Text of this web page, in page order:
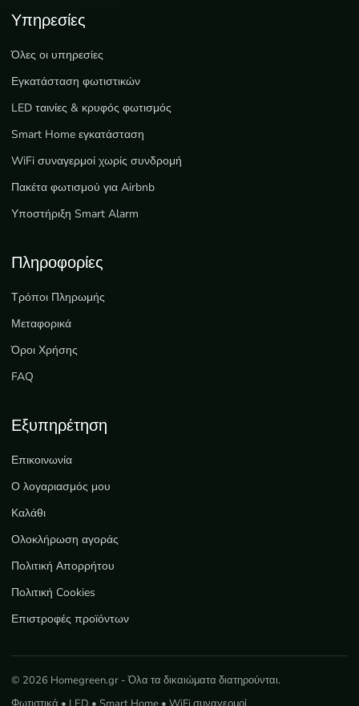
Υπηρεσίες
Όλες οι υπηρεσίες
Εγκατάσταση φωτιστικών
LED ταινίες & κρυφός φωτισμός
Smart Home εγκατάσταση
WiFi συναγερμοί χωρίς συνδρομή
Πακέτα φωτισμού για Airbnb
Υποστήριξη Smart Alarm
Πληροφορίες
Τρόποι Πληρωμής
Μεταφορικά
Όροι Χρήσης
FAQ
Εξυπηρέτηση
Επικοινωνία
Ο λογαριασμός μου
Καλάθι
Ολοκλήρωση αγοράς
Πολιτική Απορρήτου
Πολιτική Cookies
Επιστροφές προϊόντων
© 2026 Homegreen.gr - Όλα τα δικαιώματα διατηρούνται.